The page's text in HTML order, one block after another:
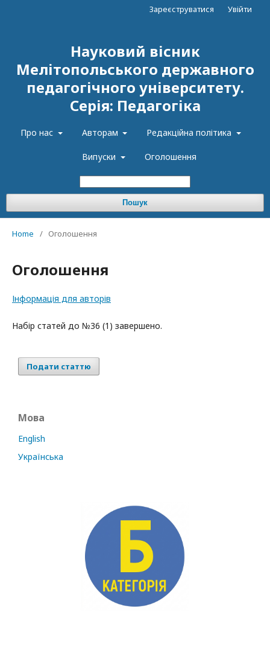
Науковий вісник
Мелітопольського державного
педагогічного університету.
Серія: Педагогіка
Про нас Авторам Редакційна політика
Випуски Оголошення
Пошук
Зареєструватися Увійти
Home / Оголошення
Оголошення
Інформація для авторів
Набір статей до №36 (1) завершено.
Подати статтю
Мова
English
Українська